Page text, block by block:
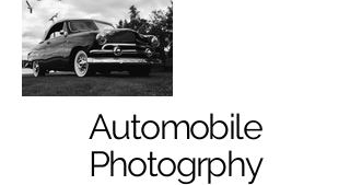
Automobile
Photogrphy